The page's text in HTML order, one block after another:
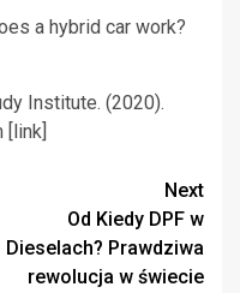
a hybrid car work?
Institute. (2020).
[link]
Next
Od Kiedy DPF w
Dieselach? Prawdziwa
rewolucja w świecie